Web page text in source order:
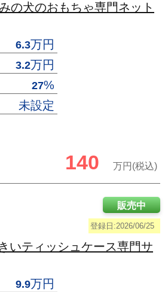
の犬のおもちゃ専門ネット
6.3万円
3.2万円
27%
未設定
140 万円(税込)
登録日:2026/06/25
販売中
いティッシュケース専門サ
9.9万円